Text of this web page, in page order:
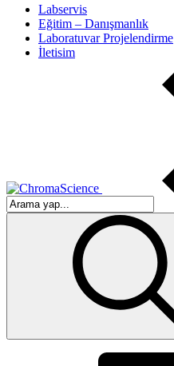
Labservis
Eğitim – Danışmanlık
Laboratuvar Projelendirme
İletisim